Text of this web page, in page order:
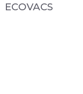
ECOVACS